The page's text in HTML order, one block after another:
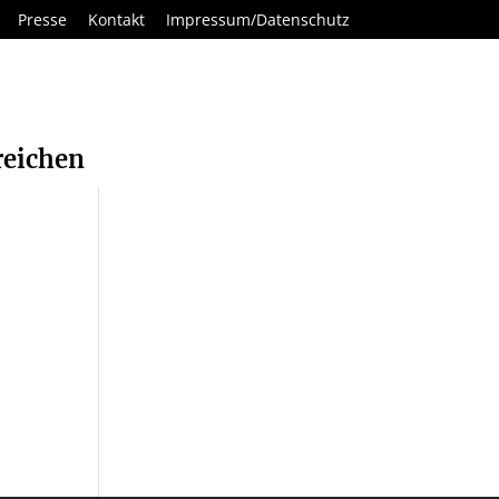
Presse Kontakt Impressum/Datenschutz